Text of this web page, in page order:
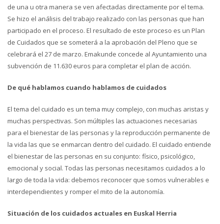
de una u otra manera se ven afectadas directamente por el tema.
Se hizo el análisis del trabajo realizado con las personas que han
participado en el proceso. El resultado de este proceso es un Plan
de Cuidados que se someterá a la aprobación del Pleno que se
celebrará el 27 de marzo. Emakunde concede al Ayuntamiento una
subvención de 11.630 euros para completar el plan de acción.
De qué hablamos cuando hablamos de cuidados
El tema del cuidado es un tema muy complejo, con muchas aristas y
muchas perspectivas. Son múltiples las actuaciones necesarias
para el bienestar de las personas y la reproducción permanente de
la vida las que se enmarcan dentro del cuidado. El cuidado entiende
el bienestar de las personas en su conjunto: físico, psicológico,
emocional y social. Todas las personas necesitamos cuidados a lo
largo de toda la vida: debemos reconocer que somos vulnerables e
interdependientes y romper el mito de la autonomía.
Situación de los cuidados actuales en Euskal Herria